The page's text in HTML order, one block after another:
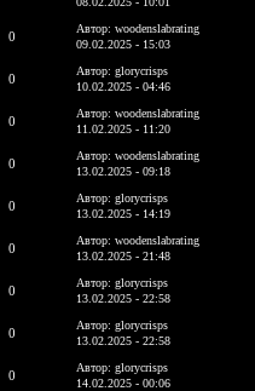
0
Автор: woodenslabrating
09.02.2025 - 15:03
0
Автор: glorycrisps
10.02.2025 - 04:46
0
Автор: woodenslabrating
11.02.2025 - 11:20
0
Автор: woodenslabrating
13.02.2025 - 09:18
0
Автор: glorycrisps
13.02.2025 - 14:19
0
Автор: woodenslabrating
13.02.2025 - 21:48
0
Автор: glorycrisps
13.02.2025 - 22:58
0
Автор: glorycrisps
13.02.2025 - 22:58
0
Автор: glorycrisps
14.02.2025 - 00:06